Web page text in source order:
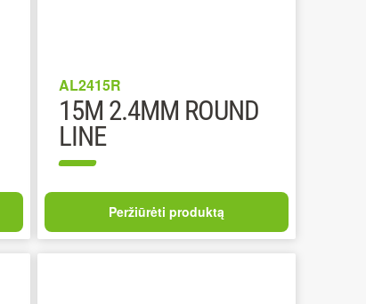
AL2415R
15M 2.4MM ROUND
LINE
Peržiūrėti produktą